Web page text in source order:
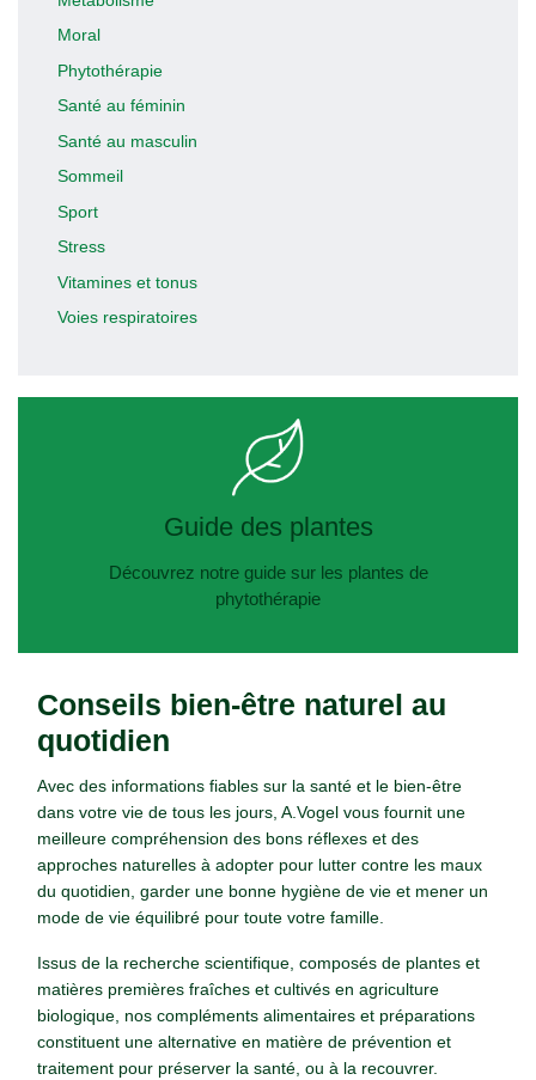
Conseils bien-être naturel au
quotidien
Avec des informations fiables sur la santé et le bien-être
dans votre vie de tous les jours, A.Vogel vous fournit une
meilleure compréhension des bons réflexes et des
approches naturelles à adopter pour lutter contre les maux
du quotidien, garder une bonne hygiène de vie et mener un
mode de vie équilibré pour toute votre famille.
Issus de la recherche scientifique, composés de plantes et
matières premières fraîches et cultivés en agriculture
biologique, nos compléments alimentaires et préparations
constituent une alternative en matière de prévention et
traitement pour préserver la santé, ou à la recouvrer.
Moral
Phytothérapie
Santé au féminin
Santé au masculin
Sommeil
Sport
Stress
Vitamines et tonus
Voies respiratoires
Guide des plantes
Découvrez notre guide sur les plantes de
phytothérapie